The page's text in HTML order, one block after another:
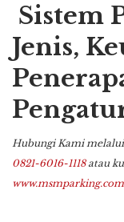
Sistem
Jenis,
Hubungi Kami
0821-6016-1118atau
www.msmparking.com